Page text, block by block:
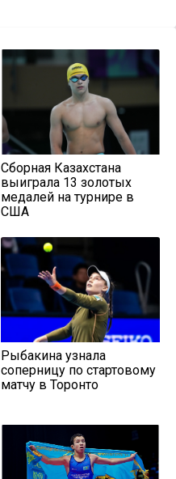
Сборная Казахстана
выиграла 13 золотых
медалей на турнире в
США
Рыбакина узнала
соперницу по стартовому
матчу в Торонто